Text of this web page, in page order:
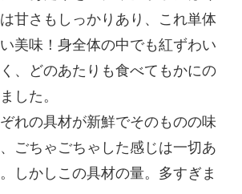
甘さもしっかりあり、これ単体
美味！身全体の中でも紅ずわい
、どのあたりも食べてもかにの
した。
れの具材が新鮮でそのものの味
ごちゃごちゃした感じは一切あ
しかしこの具材の量。多すぎま